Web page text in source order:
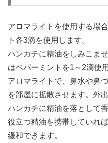
アロマライトを使用する場
ト各3滴を使用します。
ハンカチに精油をしみこま
はペパーミントを1～2滴使
アロマライトで、鼻水や鼻
を部屋に拡散させます。外
ハンカチに精油を落として
役立つ精油を携帯していれ
緩和できます。